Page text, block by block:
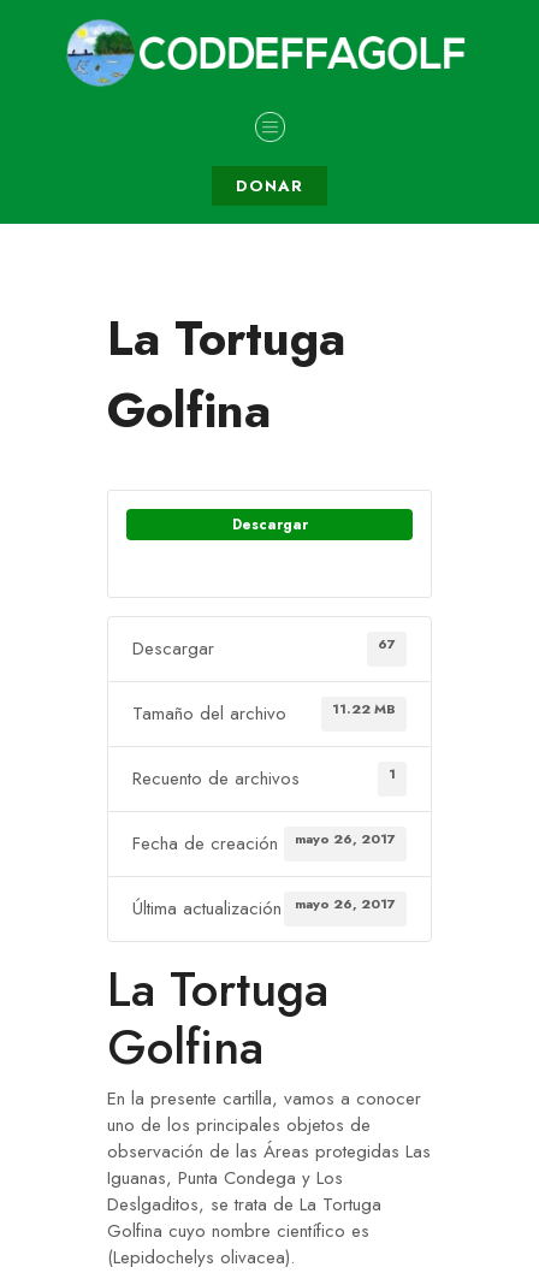
DONAR
La Tortuga
Golfina
Descargar
Descargar 67
Tamaño del archivo 11.22 MB
Recuento de archivos 1
Fecha de creación mayo 26, 2017
Última actualización mayo 26, 2017
La Tortuga
Golfina
En la presente cartilla, vamos a conocer
uno de los principales objetos de
observación de las Áreas protegidas Las
Iguanas, Punta Condega y Los
Deslgaditos, se trata de La Tortuga
Golfina cuyo nombre científico es
(Lepidochelys olivacea).